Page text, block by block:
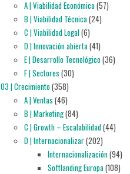
A | Viabilidad Económica(57)
B | Viabilidad Técnica(24)
C | Viabilidad Legal(6)
D | Innovación abierta(41)
E | Desarrollo Tecnológico(36)
F | Sectores (30)
03 | Crecimiento(358)
A | Ventas (46)
B | Marketing(84)
C | Growth – Escalabilidad(44)
D | Internacionalizar(202)
Internacionalización(94)
Softlanding Europa(108)